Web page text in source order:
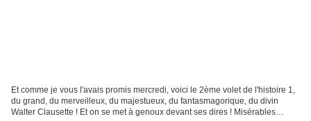
Et comme je vous l'avais promis mercredi, voici le 2ème volet de l'histoire 1,
du grand, du merveilleux, du majestueux, du fantasmagorique, du divin
Walter Clausette ! Et on se met à genoux devant ses dires ! Misérables